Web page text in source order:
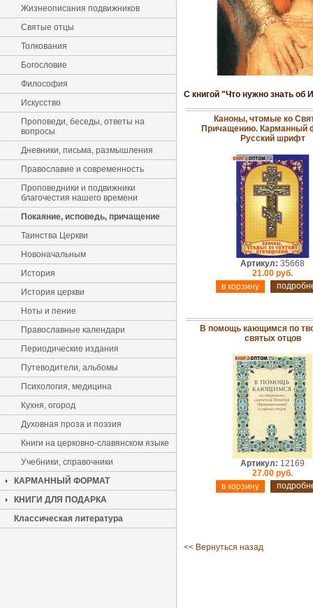
Жизнеописания подвижников
Святые отцы
Толкования
Богословие
Философия
Искусство
Проповеди, беседы, ответы на
вопросы
Дневники, письма, размышления
Православие и современность
Проповедники и подвижники
благочестия нашего времени
Покаяние, исповедь, причащение
Таинства Церкви
Новоначальным
История
История церкви
Ноты и пение
Православные календари
Периодические издания
Путеводители, альбомы
Психология, медицина
Кухня, огород
Духовная проза и поэзия
Книги на церковно-славянском языке
Учебники, справочники
КАРМАННЫЙ ФОРМАТ
КНИГИ ДЛЯ ПОДАРКА
Классическая литература
С книгой "Что нужно знать об
Каноны, чтомые ко
Причащению. Карманный
Русский шрифт
Артикул: 35668
21.00 руб.
В помощь кающимся по
святых отцов
Артикул: 12169
27.00 руб.
<< Вернуться назад